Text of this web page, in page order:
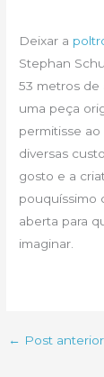
Deixar a
Stephan
53 metros de
uma peça
permitisse
diversas
gosto e a
pouquíssimo
aberta para
imaginar.
← Post anterior